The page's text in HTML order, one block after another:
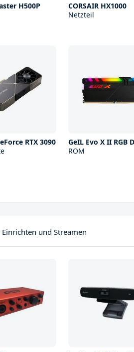
H500P
CORSAIR HX1000
Netzteil
RTX 3090
GeIL Evo X II RGB
ROM
und Streamen